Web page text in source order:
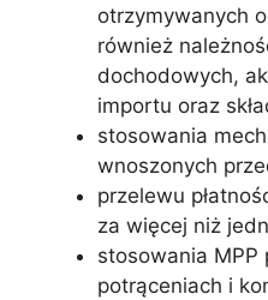
otrzymywanych
również
dochodowych,
importu oraz
stosowania
wnoszonych
przelewu
za więcej niż
stosowania MPP
potrąceniach i